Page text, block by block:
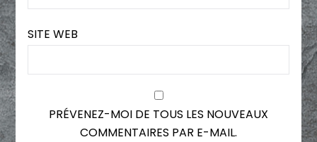
SITE WEB
PRÉVENEZ-MOI DE TOUS LES NOUVEAUX
COMMENTAIRES PAR E-MAIL.